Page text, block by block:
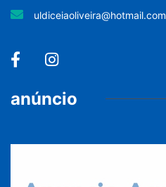
uldiceiaoliveira@hotmail.com
anúncio